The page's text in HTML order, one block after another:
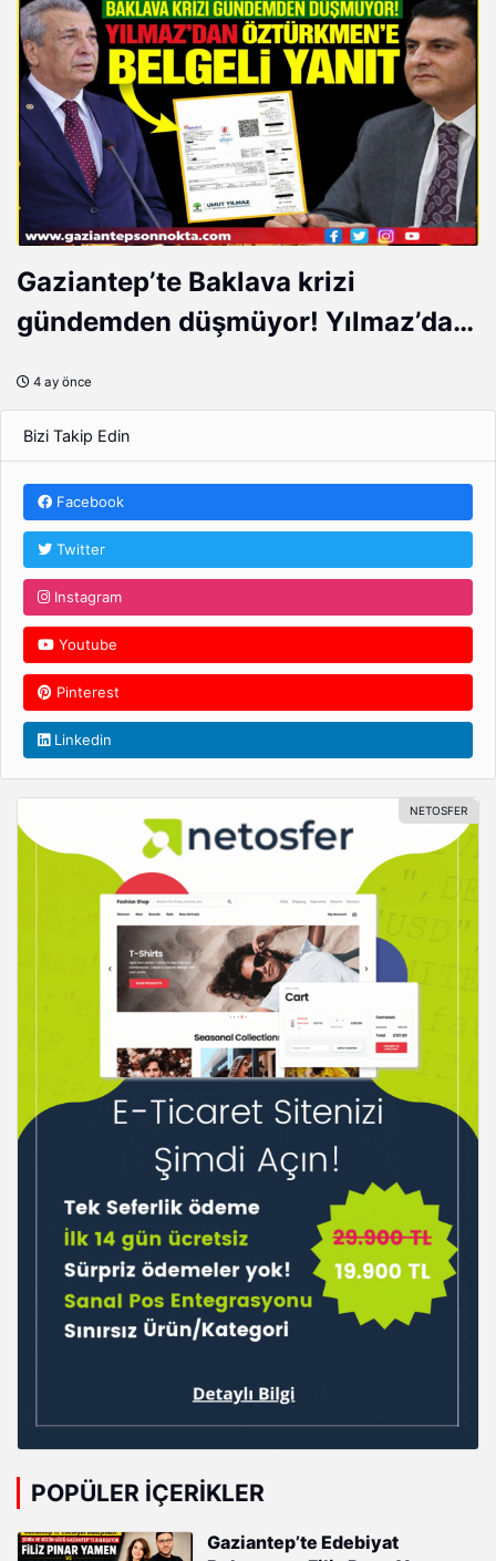
Gaziantep’te Baklava krizi
gündemden düşmüyor! Yılmaz’dan
4 ay önce
Bizi Takip Edin
Facebook
Twitter
Instagram
Youtube
Pinterest
Linkedin
POPÜLER İÇERIKLER
Gaziantep’te Edebiyat